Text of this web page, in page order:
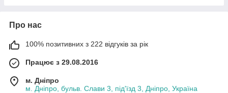
Про нас
100% позитивних з 222 відгуків за рік
Працює з 29.08.2016
м. Дніпро
м. Дніпро, бульв. Слави 3, під'їзд 3, Дніпро, Україна